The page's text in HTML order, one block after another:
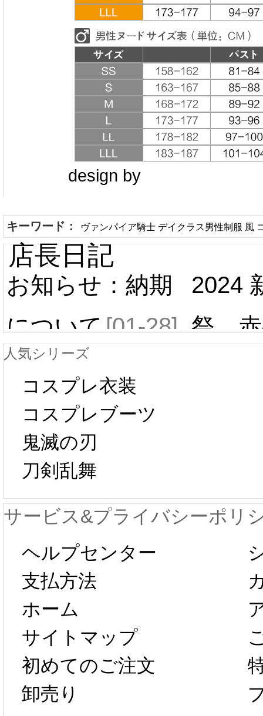
design by
キーワード： ヴァンパイア騎士 デイクラス男性制服 風
店長日記
お知らせ：納期
について[01-28]
中国旧正月の影
響で2024年2月5
日から工場生産
が一時停止いた
します。 2月5日
以後のご注文
は、2月25日か
らコスプレ制
作、発送予定と
2024
祭 赤
プレ
新春
字半
第二
たし
人気シリーズ
コスプレ衣装
コスプレブーツ
鬼滅の刃
刀剣乱舞
サービス&プライバシーポリ
ヘルプセンター
支払方法
ホーム
サイトマップ
初めてのご注文
卸売り